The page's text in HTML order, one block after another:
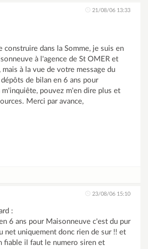
21/08/06 13:33
construire dans la Somme, je suis en
à l'agence de St OMER et
mais à la vue de votre message du
de bilan en 6 ans pour
m'inquiête, pouvez m'en dire plus et
Merci par avance,
23/08/06 15:10
:
6 ans pour Maisonneuve c'est du pur
net uniquement donc rien de sur !! et
fiable il faut le numero siren et